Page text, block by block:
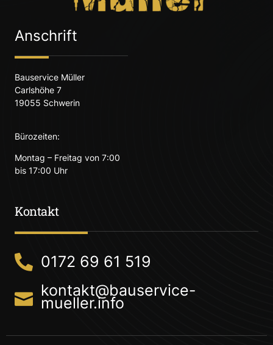
Anschrift
Bauservice Müller
Carlshöhe 7
19055 Schwerin
Bürozeiten:
Montag – Freitag von 7:00
bis 17:00 Uhr
Kontakt
0172 69 61 519
kontakt@bauservice-
mueller.info